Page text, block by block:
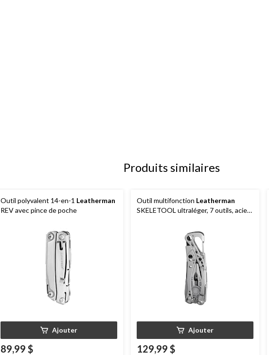
Produits similaires
Outil polyvalent 14-en-1 Leatherman
REV avec pince de poche
Ajouter
89,99 $
Outil multifonction Leatherman
SKELETOOL ultraléger, 7 outils, acier
Ajouter
129,99 $